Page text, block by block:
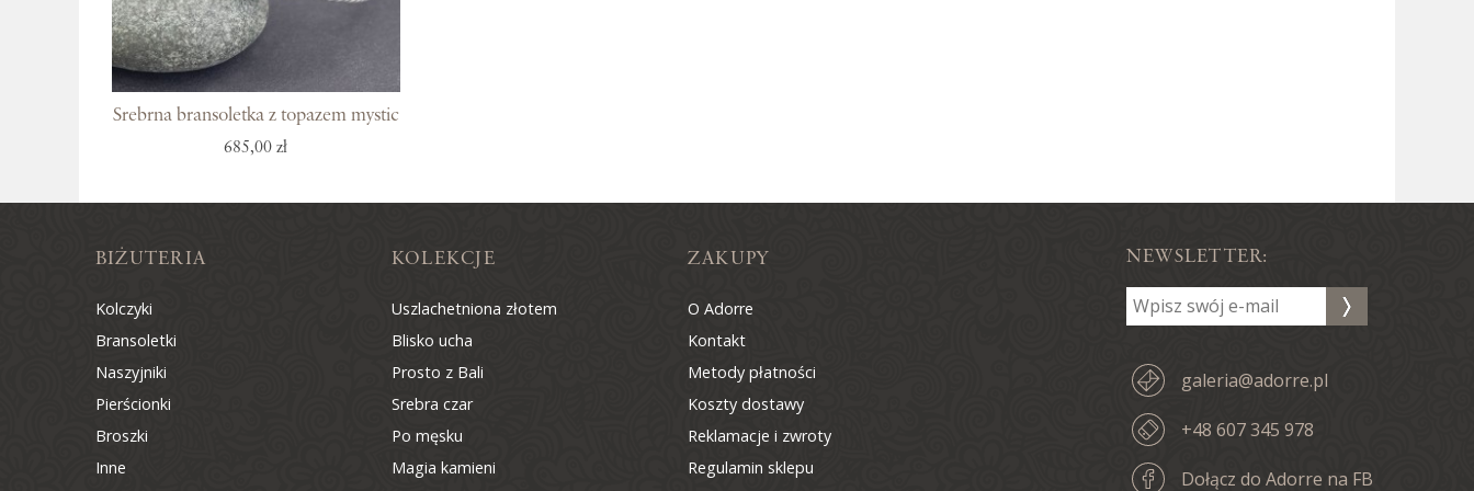
Srebrna bransoletka z topazem mystic
685,00 zł
NEWSLETTER:
galeria@adorre.pl
+48 607 345 978
Dołącz do Adorre na FB
BIŻUTERIA
Kolczyki
Bransoletki
Naszyjniki
Pierścionki
Broszki
Inne
KOLEKCJE
Uszlachetniona złotem
Blisko ucha
Prosto z Bali
Srebra czar
Po męsku
Magia kamieni
ZAKUPY
O Adorre
Kontakt
Metody płatności
Koszty dostawy
Reklamacje i zwroty
Regulamin sklepu